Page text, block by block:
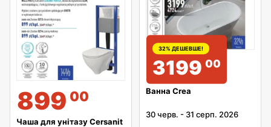
899 00
Чаша для унітазу Cersanit
32% ДЕШЕВШЕ!
3199 00
Ванна Crea
30 черв. - 31 серп. 2026